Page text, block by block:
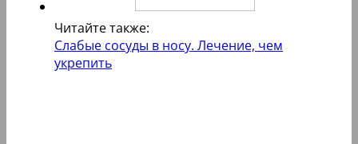
Читайте также:
Слабые сосуды в носу. Лечение, чем
укрепить